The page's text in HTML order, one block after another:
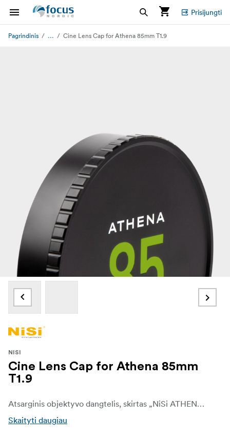
Prisijungti
Pagrindinis ... Cine Lens Cap for Athena 85mm T1.9
NISI
Cine Lens Cap for Athena 85mm
T1.9
Atsarginis objektyvo dangtelis, skirtas „NiSi ATHENA Cinema Prime“ objektyvams
Skaityti daugiau